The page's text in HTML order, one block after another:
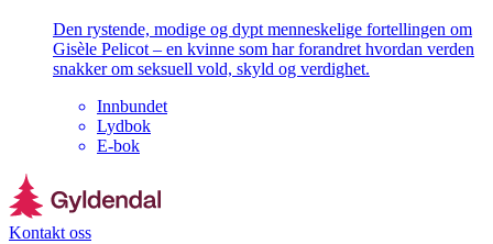
Den rystende, modige og dypt menneskelige fortellingen om
Gisèle Pelicot – en kvinne som har forandret hvordan verden
snakker om seksuell vold, skyld og verdighet.
Innbundet
Lydbok
E-bok
Kontakt oss